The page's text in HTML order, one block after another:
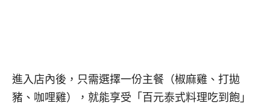
進入店內後，只需選擇一份主餐（椒麻雞、打拋
豬、咖哩雞），就能享受「百元泰式料理吃到飽」